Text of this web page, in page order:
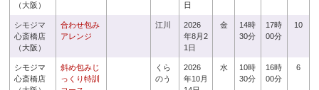
（大阪）
日
シモジマ
心斎橋店
（大阪）
合わせ包み
アレンジ
江川
2026
年8月2
1日
金
14時
30分
17時
00分
10
シモジマ
心斎橋店
斜め包みじ
っくり特訓
くら
のう
2026
年10月
水
10時
30分
16時
00分
6